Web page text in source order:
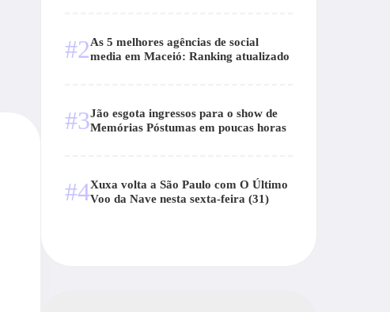
#2As 5 melhores agências de social
media em Maceió: Ranking atualizado
#3Jão esgota ingressos para o show de
Memórias Póstumas em poucas horas
#4Xuxa volta a São Paulo com O Último
Voo da Nave nesta sexta-feira (31)